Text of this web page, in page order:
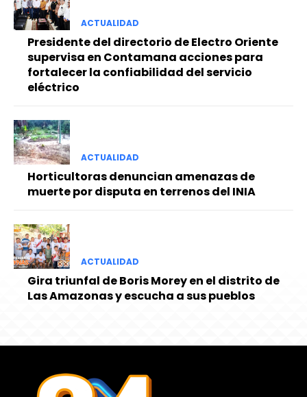
ACTUALIDAD
Presidente del directorio de Electro Oriente
supervisa en Contamana acciones para
fortalecer la confiabilidad del servicio
eléctrico
ACTUALIDAD
Horticultoras denuncian amenazas de
muerte por disputa en terrenos del INIA
ACTUALIDAD
Gira triunfal de Boris Morey en el distrito de
Las Amazonas y escucha a sus pueblos